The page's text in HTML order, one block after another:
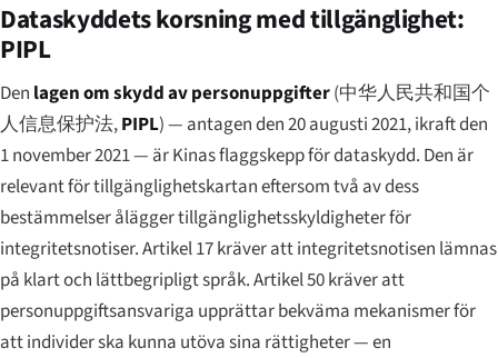
Dataskyddets korsning med tillgänglighet:
PIPL
Den lagen om skydd av personuppgifter(中华人民共和国个
人信息保护法,PIPL) — antagen den 20 augusti 2021, ikraft den
1 november 2021 — är Kinas flaggskepp för dataskydd. Den är
relevant för tillgänglighetskartan eftersom två av dess
bestämmelser ålägger tillgänglighetsskyldigheter för
integritetsnotiser. Artikel 17 kräver att integritetsnotisen lämnas
på klart och lättbegripligt språk. Artikel 50 kräver att
personuppgiftsansvariga upprättar bekväma mekanismer för
att individer ska kunna utöva sina rättigheter — en